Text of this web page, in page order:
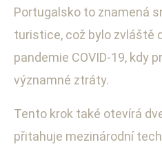
Portugalsko to znamená
turistice, což bylo zvláště
pandemie COVID-19, kdy
významné ztráty.
Tento krok také otevírá
přitahuje mezinárodní